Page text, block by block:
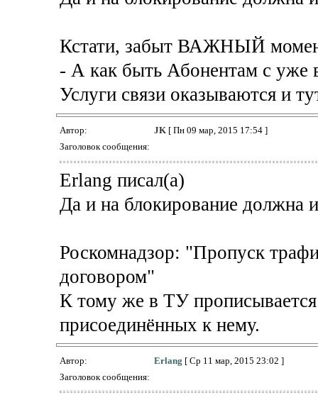
Кстати, забыт ВАЖНЫЙ
- А как быть Абонентам с уже
Услуги связи оказываются и
Автор: JK[ Пн 09 мар, 2015 17:54 ]
Заголовок сообщения:
Erlang писал(а)
Да и на блокирование должна
Роскомнадзор: "Пропуск
договором"
К тому же в ТУ
присоединённых к нему.
Автор: Erlang [ Ср 11 мар, 2015 23:02 ]
Заголовок сообщения: